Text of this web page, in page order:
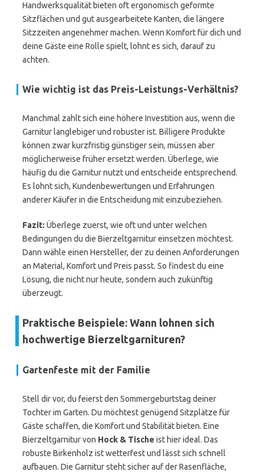
Handwerksqualität bieten oft ergonomisch geformte
Sitzflächen und gut ausgearbeitete Kanten, die längere
Sitzzeiten angenehmer machen. Wenn Komfort für dich und
deine Gäste eine Rolle spielt, lohnt es sich, darauf zu
achten.
Wie wichtig ist das Preis-Leistungs-Verhältnis?
Manchmal zahlt sich eine höhere Investition aus, wenn die
Garnitur langlebiger und robuster ist. Billigere Produkte
können zwar kurzfristig günstiger sein, müssen aber
möglicherweise früher ersetzt werden. Überlege, wie
häufig du die Garnitur nutzt und entscheide entsprechend.
Es lohnt sich, Kundenbewertungen und Erfahrungen
anderer Käufer in die Entscheidung mit einzubeziehen.
Fazit: Überlege zuerst, wie oft und unter welchen
Bedingungen du die Bierzeltgarnitur einsetzen möchtest.
Dann wähle einen Hersteller, der zu deinen Anforderungen
an Material, Komfort und Preis passt. So findest du eine
Lösung, die nicht nur heute, sondern auch zukünftig
überzeugt.
Praktische Beispiele: Wann lohnen sich
hochwertige Bierzeltgarnituren?
Gartenfeste mit der Familie
Stell dir vor, du feierst den Sommergeburtstag deiner
Tochter im Garten. Du möchtest genügend Sitzplätze für
Gäste schaffen, die Komfort und Stabilität bieten. Eine
Bierzeltgarnitur von Hock & Tische ist hier ideal. Das
robuste Birkenholz ist wetterfest und lässt sich schnell
aufbauen. Die Garnitur steht sicher auf der Rasenfläche,